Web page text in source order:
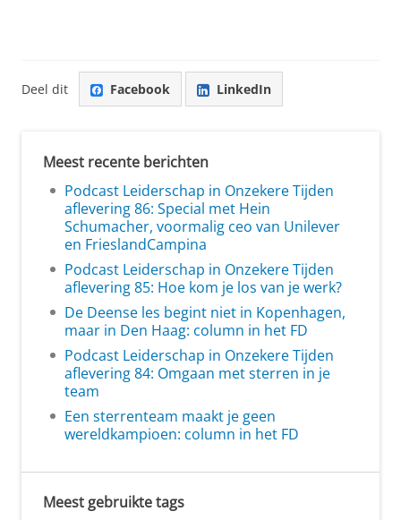
Deel dit Facebook LinkedIn
Meest recente berichten
Podcast Leiderschap in Onzekere Tijden
aflevering 86: Special met Hein
Schumacher, voormalig ceo van Unilever
en FrieslandCampina
Podcast Leiderschap in Onzekere Tijden
aflevering 85: Hoe kom je los van je werk?
De Deense les begint niet in Kopenhagen,
maar in Den Haag: column in het FD
Podcast Leiderschap in Onzekere Tijden
aflevering 84: Omgaan met sterren in je
team
Een sterrenteam maakt je geen
wereldkampioen: column in het FD
Meest gebruikte tags